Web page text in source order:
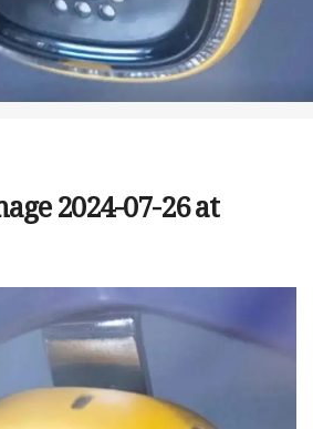
ಯಂತ್ರ ಆವಿಷ್ಕಾರ! ನೋವಿಲ್ಲದೇ ಸಾಯುವ ಯಂತ್ರಕ್ಕೆ
2024-07-26 at